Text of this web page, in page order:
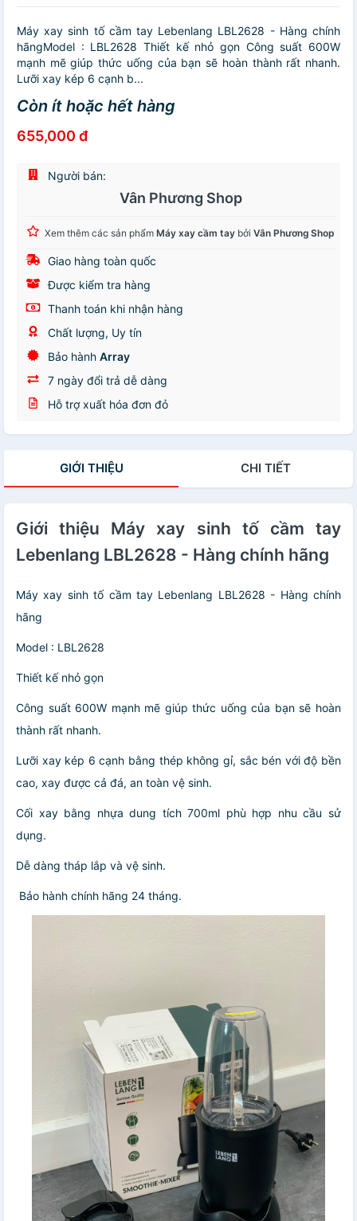
Máy xay sinh tố cầm tay Lebenlang LBL2628 - Hàng chính
hãngModel : LBL2628 Thiết kế nhỏ gọn Công suất 600W
mạnh mẽ giúp thức uống của bạn sẽ hoàn thành rất nhanh.
Lưỡi xay kép 6 cạnh b...
Còn ít hoặc hết hàng
655,000 đ
Người bán:
Vân Phương Shop
Xem thêm các sản phẩm Máy xay cầm tay bởi Vân Phương Shop
Giao hàng toàn quốc
Được kiểm tra hàng
Thanh toán khi nhận hàng
Chất lượng, Uy tín
Bảo hành Array
7 ngày đổi trả dễ dàng
Hỗ trợ xuất hóa đơn đỏ
GIỚI THIỆU CHI TIẾT
Giới thiệu Máy xay sinh tố cầm tay
Lebenlang LBL2628 - Hàng chính hãng
Máy xay sinh tố cầm tay Lebenlang LBL2628 - Hàng chính
hãng
Model : LBL2628
Thiết kế nhỏ gọn
Công suất 600W mạnh mẽ giúp thức uống của bạn sẽ hoàn
thành rất nhanh.
Lưỡi xay kép 6 cạnh bằng thép không gỉ, sắc bén với độ bền
cao, xay được cả đá, an toàn vệ sinh.
Cối xay bằng nhựa dung tích 700ml phù hợp nhu cầu sử
dụng.
Dễ dàng tháp lắp và vệ sinh.
Bảo hành chính hãng 24 tháng.